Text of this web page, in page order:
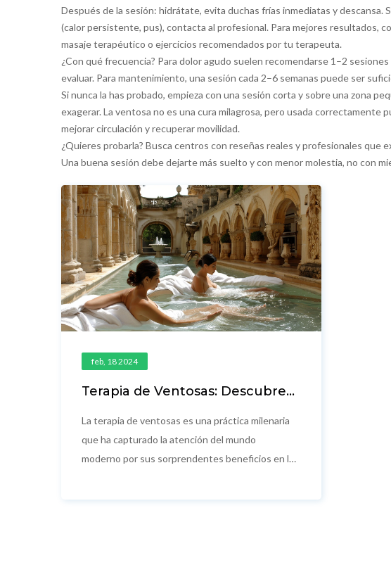
Después de la sesión: hidrátate, evita duchas frías inmediatas y descansa.
(calor persistente, pus), contacta al profesional. Para mejores resultados,
masaje terapéutico o ejercicios recomendados por tu terapeuta.
¿Con qué frecuencia? Para dolor agudo suelen recomendarse 1–2
evaluar. Para mantenimiento, una sesión cada 2–6 semanas puede ser
Si nunca la has probado, empieza con una sesión corta y sobre una zona
exagerar. La ventosa no es una cura milagrosa, pero usada correctamente
mejorar circulación y recuperar movilidad.
¿Quieres probarla? Busca centros con reseñas reales y profesionales que
Una buena sesión debe dejarte más suelto y con menor molestia, no con
feb, 18 2024
Terapia de Ventosas: Descubre
Técnicas
La terapia de ventosas es una práctica milenaria
que ha capturado la atención del mundo
moderno por sus sorprendentes beneficios en la